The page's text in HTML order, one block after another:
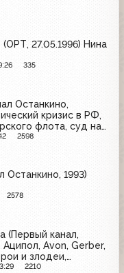
27.05.1996) Нина
335
Останкино,
кризис в РФ,
флота, суд над
ЧП; Г. Явлинский
2598
Останкино, 1993)
2578
(Первый канал,
Avon, Gerber,
и злодеи,
Doctor Diesel,
2210